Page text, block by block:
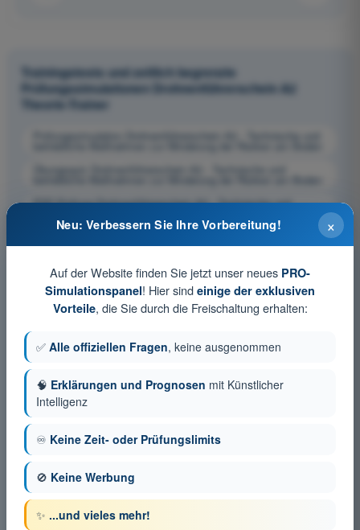
Trainingstests und zeitlich begrenzte
Prüfungssimulationen Drohnenführerschein A2
Theorie-Trainer
Prüfungssimulation Drohnenführerschein A2 - Technische und
Übungsquiz Drohnenführerschein A2 - Technische und
betriebliche Maßnahmen zur Minderung der Risiken am Boden
PDF-Prüfung Drohnenführerschein A2 - Technische und
betriebliche Maßnahmen zur Minderung der Risiken am Boden ×
Neu: Verbessern Sie Ihre Vorbereitung!
Auf der Website finden Sie jetzt unser neues PRO-
Simulationspanel! Hier sind einige der exklusiven
Vorteile, die Sie durch die Freischaltung erhalten:
✅ Alle offiziellen Fragen, keine ausgenommen
🧠 Erklärungen und Prognosen mit Künstlicher
Intelligenz
♾️ Keine Zeit- oder Prüfungslimits
🚫 Keine Werbung
✨ ...und vieles mehr!